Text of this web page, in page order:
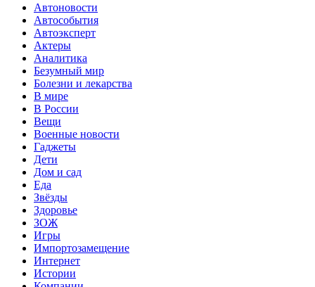
Автоновости
Автособытия
Автоэксперт
Актеры
Аналитика
Безумный мир
Болезни и лекарства
В мире
В России
Вещи
Военные новости
Гаджеты
Дети
Дом и сад
Еда
Звёзды
Здоровье
ЗОЖ
Игры
Импортозамещение
Интернет
Истории